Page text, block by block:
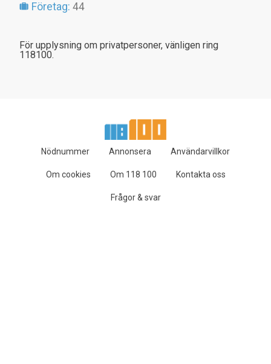
Företag: 44
För upplysning om privatpersoner, vänligen ring
118100.
Nödnummer Annonsera Användarvillkor
Om cookies Om 118 100 Kontakta oss
Frågor & svar